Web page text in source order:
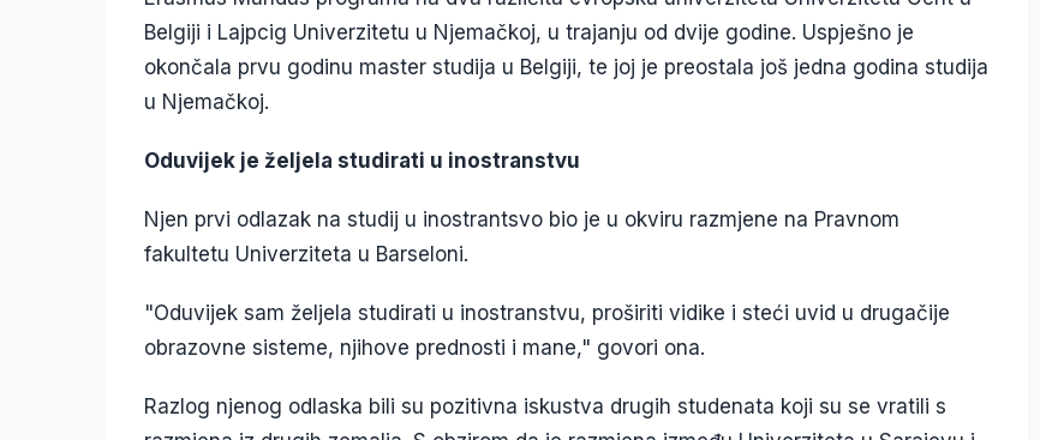
Belgiji i Lajpcig Univerzitetu u Njemačkoj, u trajanju od dvije godine. Uspješno je
okončala prvu godinu master studija u Belgiji, te joj je preostala još jedna godina studija
u Njemačkoj.
Oduvijek je željela studirati u inostranstvu
Njen prvi odlazak na studij u inostrantsvo bio je u okviru razmjene na Pravnom
fakultetu Univerziteta u Barseloni.
"Oduvijek sam željela studirati u inostranstvu, proširiti vidike i steći uvid u drugačije
obrazovne sisteme, njihove prednosti i mane," govori ona.
Razlog njenog odlaska bili su pozitivna iskustva drugih studenata koji su se vratili s